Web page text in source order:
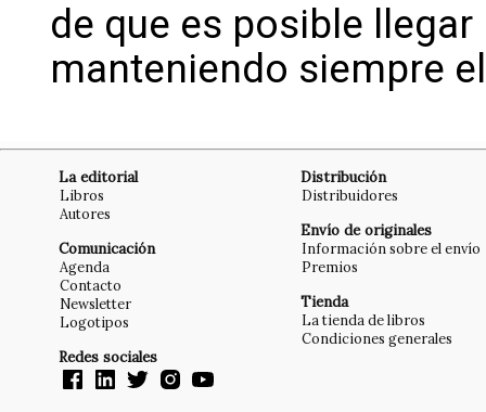
de que es posible llegar
manteniendo siempre
La editorial
Libros
Autores
Comunicación
Agenda
Contacto
Newsletter
Logotipos
Redes sociales
Distribución
Distribuidores
Envío de originales
Información sobre el envío
Premios
Tienda
La tienda de libros
Condiciones generales